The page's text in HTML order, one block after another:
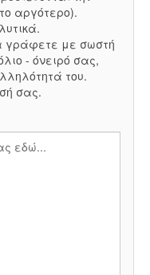
αργότερο).
γράφετε με σωστή
- όνειρό σας,
του.
σας.